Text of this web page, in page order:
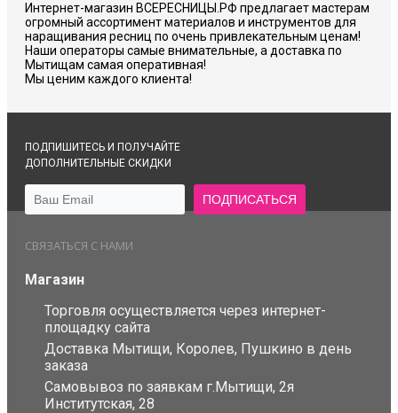
Интернет-магазин ВСЕРЕСНИЦЫ.РФ предлагает мастерам
огромный ассортимент материалов и инструментов для
наращивания ресниц по очень привлекательным ценам!
Наши операторы самые внимательные, а доставка по
Мытищам самая оперативная!
Мы ценим каждого клиента!
ПОДПИШИТЕСЬ И ПОЛУЧАЙТЕ
ДОПОЛНИТЕЛЬНЫЕ СКИДКИ
СВЯЗАТЬСЯ С НАМИ
Магазин
Торговля осуществляется через интернет-
площадку сайта
Доставка Мытищи, Королев, Пушкино в день
заказа
Самовывоз по заявкам г.Мытищи, 2я
Институтская, 28